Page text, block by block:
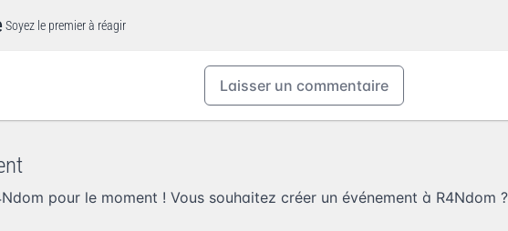
Soyez le premier à réagir
Laisser un commentaire
pour le moment ! Vous souhaitez créer un événement à R4Ndom ?